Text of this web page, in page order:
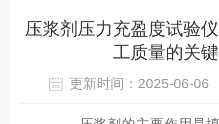
压浆剂压力充盈度试验
工质量的关
更新时间：2025-06-